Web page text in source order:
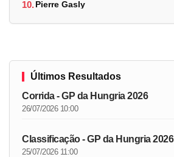
10.Pierre Gasly
Últimos Resultados
Corrida - GP da Hungria 2026
26/07/2026 10:00
Classificação - GP da Hungria 2026
25/07/2026 11:00